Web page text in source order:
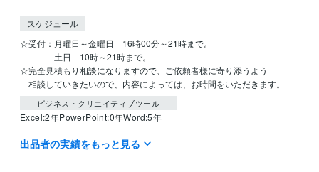
スケジュール
☆受付：月曜日～金曜日　16時00分～21時まで。
土日　10時～21時まで。
☆完全見積もり相談になりますので、ご依頼者様に寄り添うよう
相談していきたいので、内容によっては、お時間をいただきます。
ビジネス・クリエイティブツール
Excel:2年PowerPoint:0年Word:5年
得意分野
出品者の実績をもっと見る